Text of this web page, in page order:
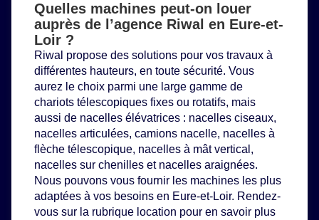
Quelles machines peut-on louer
auprès de l’agence Riwal en Eure-et-
Loir ?
Riwal propose des solutions pour vos travaux à
différentes hauteurs, en toute sécurité. Vous
aurez le choix parmi une large gamme de
chariots télescopiques fixes ou rotatifs, mais
aussi de nacelles élévatrices : nacelles ciseaux,
nacelles articulées, camions nacelle, nacelles à
flèche télescopique, nacelles à mât vertical,
nacelles sur chenilles et nacelles araignées.
Nous pouvons vous fournir les machines les plus
adaptées à vos besoins en Eure-et-Loir. Rendez-
vous sur la rubrique location pour en savoir plus